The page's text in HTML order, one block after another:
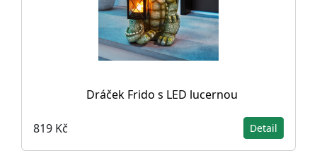
Dráček Frido s LED lucernou
819 Kč Detail